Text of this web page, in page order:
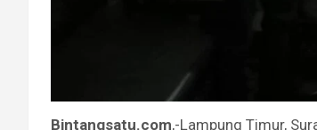
Bintangsatu.com,-Lampung Timur,